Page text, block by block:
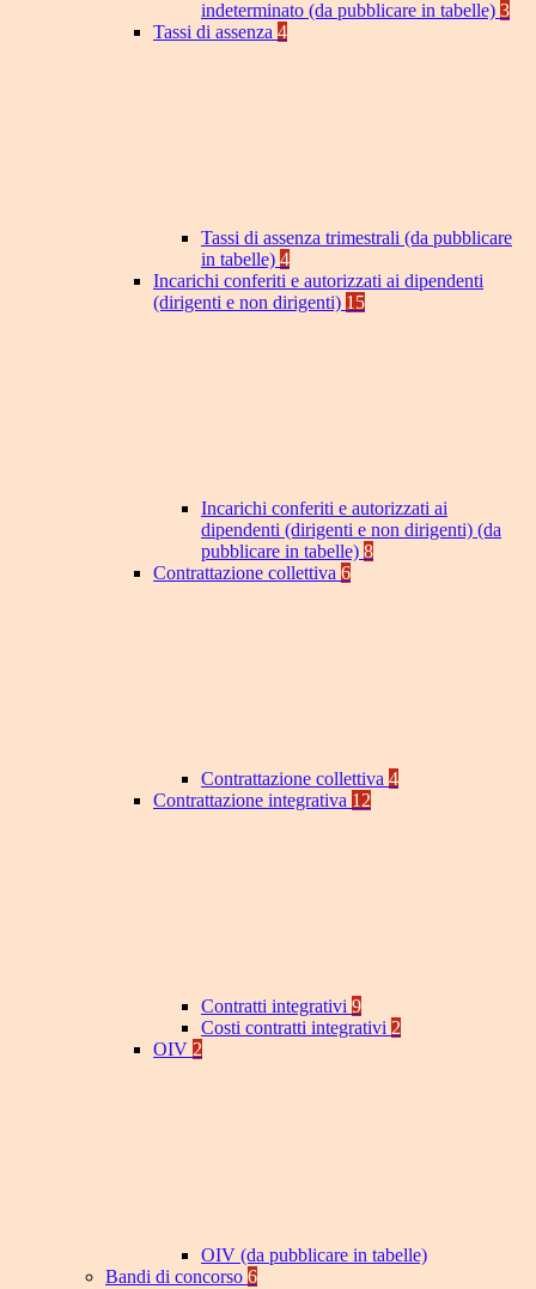
indeterminato (da pubblicare in tabelle) 3
Tassi di assenza 4
Tassi di assenza trimestrali (da pubblicare
in tabelle) 4
Incarichi conferiti e autorizzati ai dipendenti
(dirigenti e non dirigenti) 15
Incarichi conferiti e autorizzati ai
dipendenti (dirigenti e non dirigenti) (da
pubblicare in tabelle) 8
Contrattazione collettiva 6
Contrattazione collettiva 4
Contrattazione integrativa 12
Contratti integrativi 9
Costi contratti integrativi 2
OIV 2
OIV (da pubblicare in tabelle)
Bandi di concorso 6